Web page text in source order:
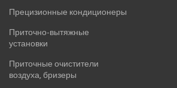
Прецизионные кондиционеры
Приточно-вытяжные
установки
Приточные очистители
воздуха, бризеры